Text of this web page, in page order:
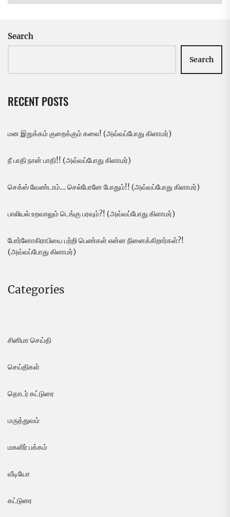
Search
Search
RECENT POSTS
மன இறுக்கம் குறைக்கும் கலை! (அவ்வப்போது கிளாமர்)
நீ பாதி நான் பாதி!! (அவ்வப்போது கிளாமர்)
செக்ஸ் வேண்டாம்… செல்போனே போதும்!! (அவ்வப்போது கிளாமர்)
பாலியல் உறவாலும் டெங்கு பரவும்?! (அவ்வப்போது கிளாமர்)
போர்னோகிராபியை பற்றி பெண்கள் என்ன நினைக்கிறார்கள்?!
(அவ்வப்போது கிளாமர்)
Categories
சினிமா செய்தி
செய்திகள்
தொடர் கட்டுரை
மருத்துவம்
மகளிர் பக்கம்
வீடியோ
கட்டுரை